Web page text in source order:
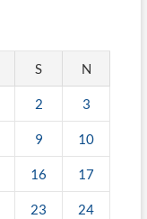
S N
2 3
9 10
16 17
23 24